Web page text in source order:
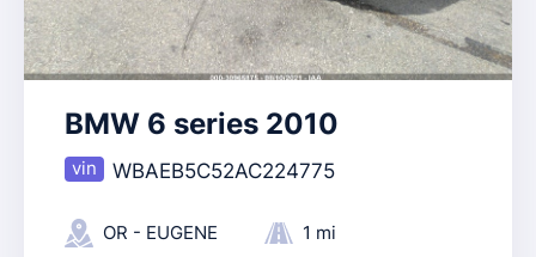
BMW 6 series 2010
WBAEB5C52AC224775
OR - EUGENE
1 mi